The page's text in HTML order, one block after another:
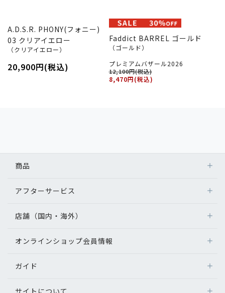
A.D.S.R. PHONY(フォニー)
03 クリアイエロー
（クリアイエロー）
20,900円(税込)
Faddict BARREL ゴールド
（ゴールド）
プレミアムバザール2026
12,100円(税込)
8,470円(税込)
商品
アフターサービス
店舗（国内・海外）
オンラインショップ会員情報
ガイド
サイトについて